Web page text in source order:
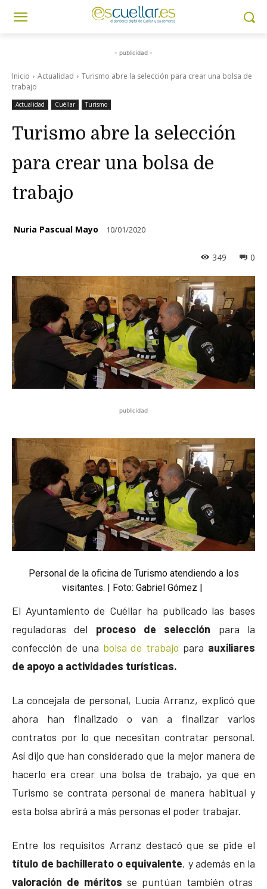
- publicidad -
Inicio Actualidad
Turismo abre la selección para crear una bolsa de
trabajo
Actualidad Cuéllar Turismo
Turismo abre la selección
para crear una bolsa de
trabajo
Nuria Pascual Mayo 10/01/2020
0
349
publicidad
Personal de la oficina de Turismo atendiendo a los
visitantes. | Foto: Gabriel Gómez |
El Ayuntamiento de Cuéllar ha publicado las bases
reguladoras del proceso de selección para la
confección de una bolsa de trabajo para auxiliares
de apoyo a actividades turísticas.
La concejala de personal, Lucía Arranz, explicó que
ahora han finalizado o van a finalizar varios
contratos por lo que necesitan contratar personal.
Así dijo que han considerado que la mejor manera de
hacerlo era crear una bolsa de trabajo, ya que en
Turismo se contrata personal de manera habitual y
esta bolsa abrirá a más personas el poder trabajar.
Entre los requisitos Arranz destacó que se pide el
título de bachillerato o equivalente, y además en la
valoración de méritos se puntúan también otras